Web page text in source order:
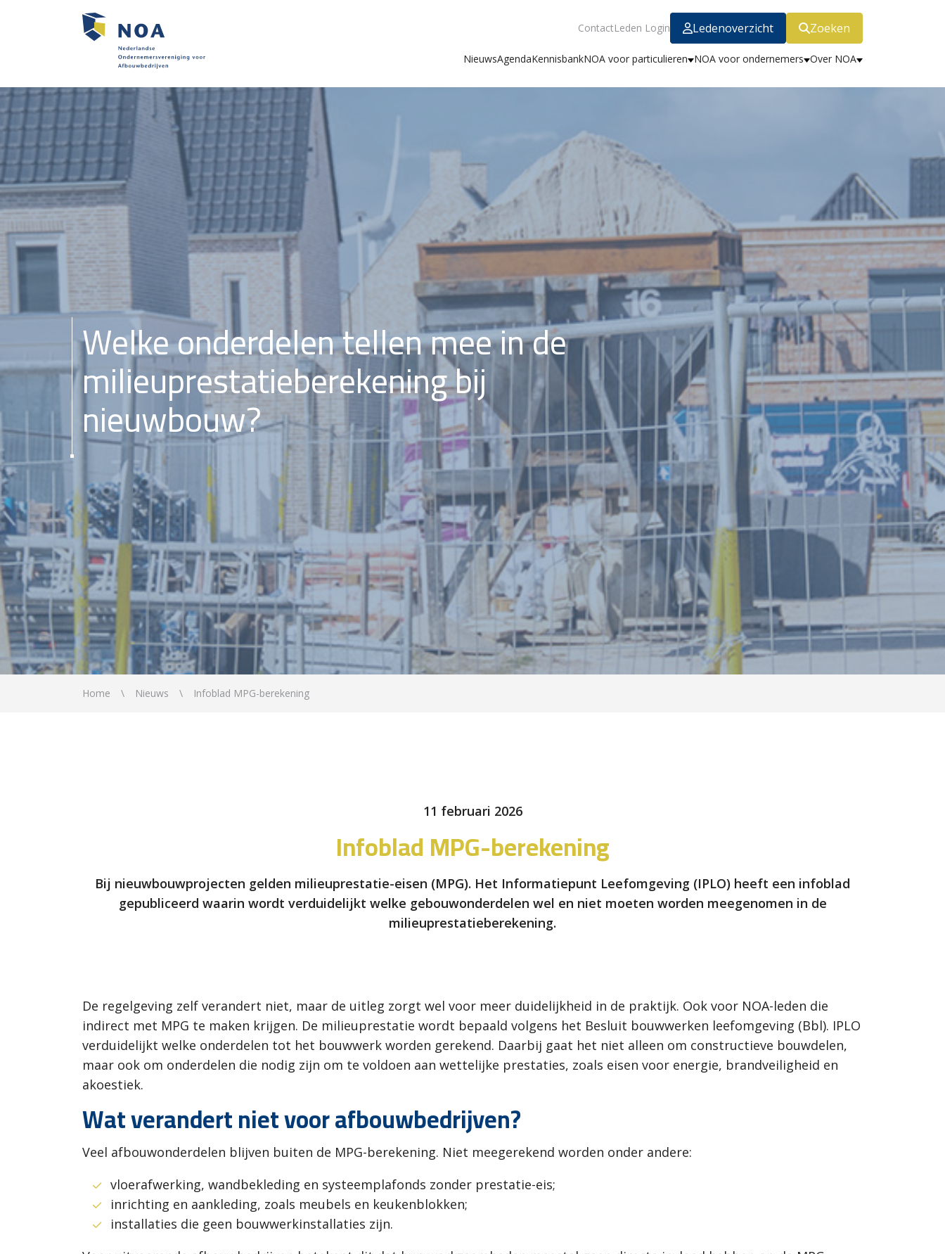
ContactLeden Login Ledenoverzicht Zoeken
NieuwsAgendaKennisbankNOA voor particulieren NOA voor ondernemers Over NOA
Welke onderdelen tellen mee in de
milieuprestatieberekening bij
nieuwbouw?
Home Nieuws Infoblad MPG-berekening
11 februari 2026
Infoblad MPG-berekening
Bij nieuwbouwprojecten gelden milieuprestatie-eisen (MPG). Het Informatiepunt Leefomgeving (IPLO) heeft een infoblad
gepubliceerd waarin wordt verduidelijkt welke gebouwonderdelen wel en niet moeten worden meegenomen in de
milieuprestatieberekening.
De regelgeving zelf verandert niet, maar de uitleg zorgt wel voor meer duidelijkheid in de praktijk. Ook voor NOA-leden die
indirect met MPG te maken krijgen. De milieuprestatie wordt bepaald volgens het Besluit bouwwerken leefomgeving (Bbl). IPLO
verduidelijkt welke onderdelen tot het bouwwerk worden gerekend. Daarbij gaat het niet alleen om constructieve bouwdelen,
maar ook om onderdelen die nodig zijn om te voldoen aan wettelijke prestaties, zoals eisen voor energie, brandveiligheid en
akoestiek.
Wat verandert niet voor afbouwbedrijven?
Veel afbouwonderdelen blijven buiten de MPG-berekening. Niet meegerekend worden onder andere:
vloerafwerking, wandbekleding en systeemplafonds zonder prestatie-eis;
inrichting en aankleding, zoals meubels en keukenblokken;
installaties die geen bouwwerkinstallaties zijn.